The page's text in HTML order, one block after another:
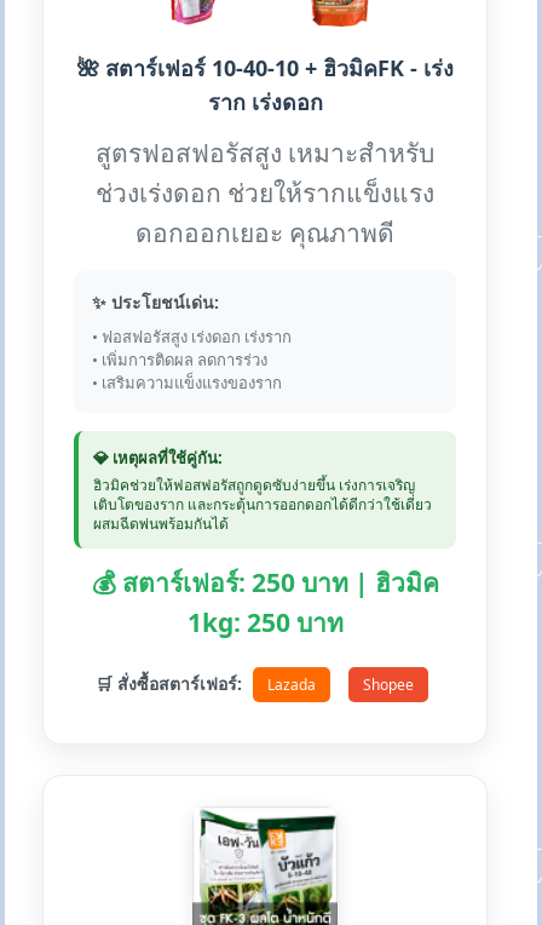
🌺 สตาร์เฟอร์ 10-40-10 + ฮิวมิคFK - เร่ง
ราก เร่งดอก
สูตรฟอสฟอรัสสูง เหมาะสำหรับ
ช่วงเร่งดอก ช่วยให้รากแข็งแรง
ดอกออกเยอะ คุณภาพดี
✨ ประโยชน์เด่น:
• ฟอสฟอรัสสูง เร่งดอก เร่งราก
• เพิ่มการติดผล ลดการร่วง
• เสริมความแข็งแรงของราก
💎 เหตุผลที่ใช้คู่กัน:
ฮิวมิคช่วยให้ฟอสฟอรัสถูกดูดซับง่ายขึ้น เร่งการเจริญ
เติบโตของราก และกระตุ้นการออกดอกได้ดีกว่าใช้เดี่ยว
ผสมฉีดพ่นพร้อมกันได้
💰 สตาร์เฟอร์: 250 บาท | ฮิวมิค
1kg: 250 บาท
🛒 สั่งซื้อสตาร์เฟอร์: Lazada Shopee